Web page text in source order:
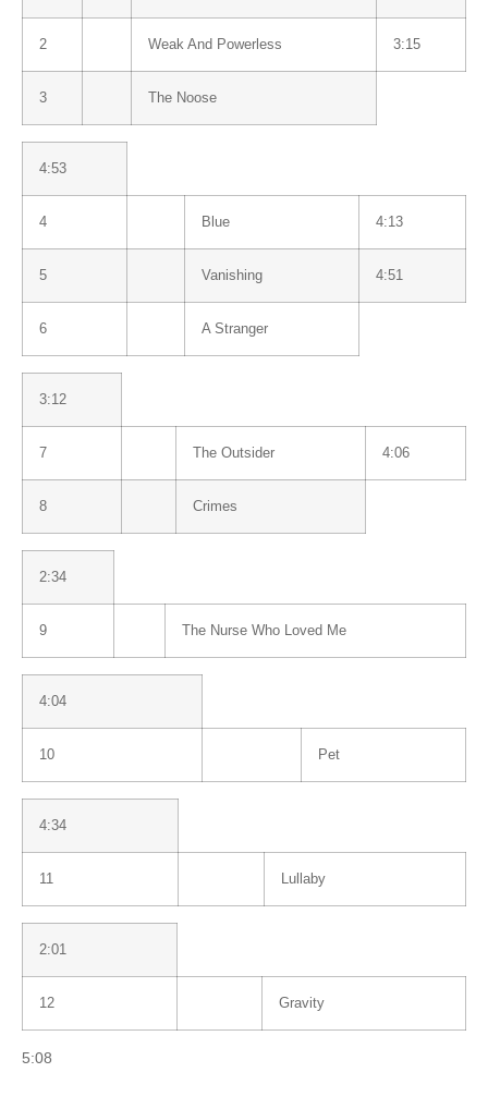
2 Weak And Powerless 3:15
3 The Noose
4:53
4 Blue 4:13
5 Vanishing 4:51
6 A Stranger
3:12
7 The Outsider 4:06
8 Crimes
2:34
9 The Nurse Who Loved Me
4:04
10 Pet
4:34
11 Lullaby
2:01
12 Gravity
5:08